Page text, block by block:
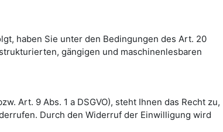
haben Sie unter den Bedingungen des Art. 20
gängigen und maschinenlesbaren
Art. 9 Abs. 1 a DSGVO), steht Ihnen das Recht zu,
Durch den Widerruf der Einwilligung wird